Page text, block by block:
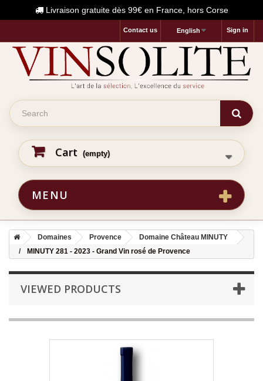
Livraison gratuite dès 99€ en France, hors Corse
Sign in
English
Contact us
Cart (empty)
MENU
Domaines Provence
Domaine Château MINUTY
MINUTY 281 - 2023 - Grand Vin rosé de Provence
VIEWED PRODUCTS